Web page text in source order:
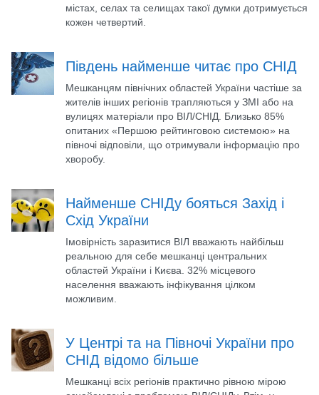
містах, селах та селищах такої думки дотримується
кожен четвертий.
Південь найменше читає про СНІД
Мешканцям північних областей України частіше за
жителів інших регіонів трапляються у ЗМІ або на
вулицях матеріали про ВІЛ/СНІД. Близько 85%
опитаних «Першою рейтинговою системою» на
півночі відповіли, що отримували інформацію про
хворобу.
Найменше СНІДу бояться Захід і
Схід України
Імовірність заразитися ВІЛ вважають найбільш
реальною для себе мешканці центральних
областей України і Києва. 32% місцевого
населення вважають інфікування цілком
можливим.
У Центрі та на Півночі України про
СНІД відомо більше
Мешканці всіх регіонів практично рівною мірою